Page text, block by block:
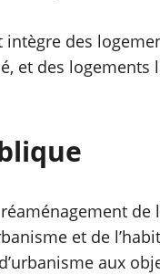
des
et des logements
de
et de
aux